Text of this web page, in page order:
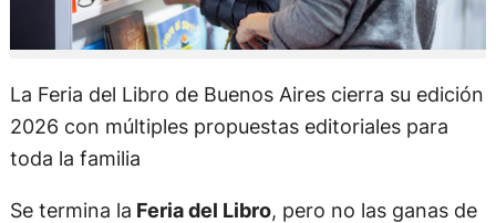
La Feria del Libro de Buenos Aires cierra su edición
2026 con múltiples propuestas editoriales para
toda la familia
Se termina la Feria del Libro, pero no las ganas de